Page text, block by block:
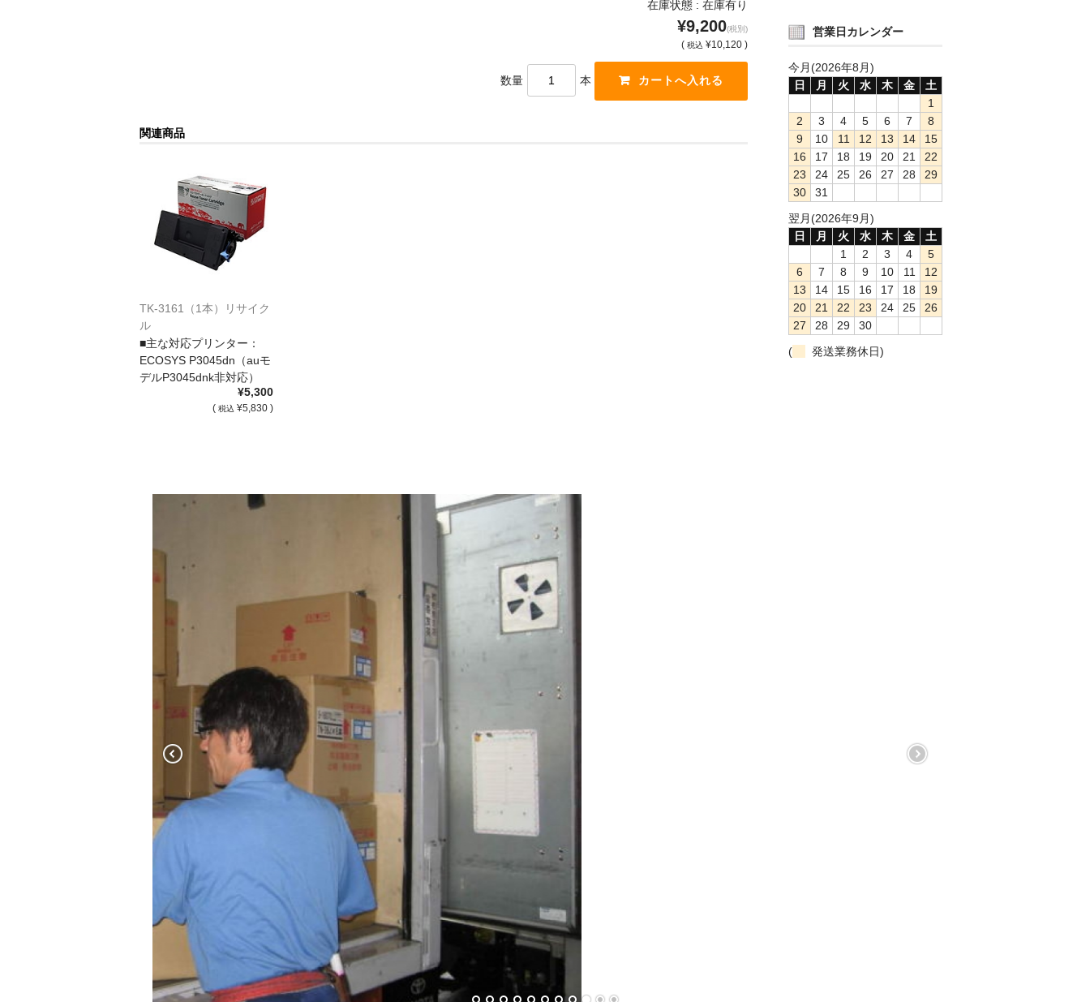
在庫状態 : 在庫有り
¥9,200(税別)
( 税込 ¥10,120 )
数量 本
関連商品
TK-3161（1本）リサイク
ル
■主な対応プリンター：
ECOSYS P3045dn（auモ
デルP3045dnk非対応）
¥5,300
( 税込 ¥5,830 )
営業日カレンダー
今月(2026年8月)
日
月 火 水 木 金
土
1
2
3 4 5 6 7
8
9
10 11 12 13 14
15
16
17 18 19 20 21
22
23
24 25 26 27 28
29
30
31
翌月(2026年9月)
日
月 火 水 木 金
土
1
2 3 4
5
6
7 8 9 10 11
12
13
14 15 16 17 18
19
20
21 22 23 24 25
26
27
28 29
30
(
発送業務休日)